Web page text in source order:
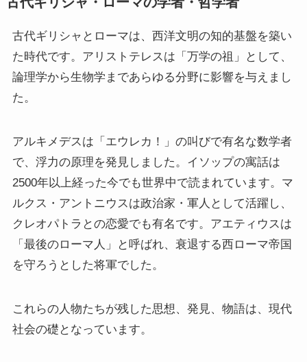
古代ギリシャとローマは、西洋文明の知的基盤を築い
た時代です。アリストテレスは「万学の祖」として、
論理学から生物学まであらゆる分野に影響を与えまし
た。
アルキメデスは「エウレカ！」の叫びで有名な数学者
で、浮力の原理を発見しました。イソップの寓話は
2500年以上経った今でも世界中で読まれています。マ
ルクス・アントニウスは政治家・軍人として活躍し、
クレオパトラとの恋愛でも有名です。アエティウスは
「最後のローマ人」と呼ばれ、衰退する西ローマ帝国
を守ろうとした将軍でした。
これらの人物たちが残した思想、発見、物語は、現代
社会の礎となっています。